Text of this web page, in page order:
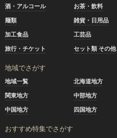
酒・アルコール
お茶・飲料
麺類
雑貨・日用品
加工食品
工芸品
旅行・チケット
セット類 その他
地域でさがす
地域一覧 北海道地方
関東地方
中部地方
中国地方
四国地方
おすすめ特集でさがす